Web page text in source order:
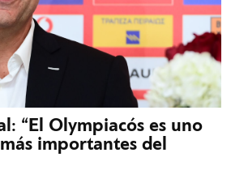
“El Olympiacós es uno
importantes del